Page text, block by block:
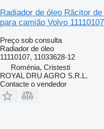
Radiador de óleo Răcitor
para camião Volvo
Preço sob consulta
Radiador de óleo
11110107, 11033628-12
Roménia, Cristesti
ROYAL DRU AGRO S.R.L.
Contacte o vendedor